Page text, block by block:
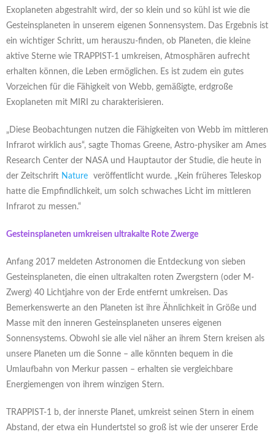
Exoplaneten abgestrahlt wird, der so klein und so kühl ist wie die
Gesteinsplaneten in unserem eigenen Sonnensystem. Das Ergebnis ist
ein wichtiger Schritt, um herauszu-finden, ob Planeten, die kleine
aktive Sterne wie TRAPPIST-1 umkreisen, Atmosphären aufrecht
erhalten können, die Leben ermöglichen. Es ist zudem ein gutes
Vorzeichen für die Fähigkeit von Webb, gemäßigte, erdgroße
Exoplaneten mit MIRI zu charakterisieren.
„Diese Beobachtungen nutzen die Fähigkeiten von Webb im mittleren
Infrarot wirklich aus“, sagte Thomas Greene, Astro-physiker am Ames
Research Center der NASA und Hauptautor der Studie, die heute in
der Zeitschrift Nature
veröffentlicht wurde. „Kein früheres Teleskop
hatte die Empfindlichkeit, um solch schwaches Licht im mittleren
Infrarot zu messen.“
Gesteinsplaneten umkreisen ultrakalte Rote Zwerge
Anfang 2017 meldeten Astronomen die Entdeckung von sieben
Gesteinsplaneten, die einen ultrakalten roten Zwergstern (oder M-
Zwerg) 40 Lichtjahre von der Erde entfernt umkreisen. Das
Bemerkenswerte an den Planeten ist ihre Ähnlichkeit in Größe und
Masse mit den inneren Gesteinsplaneten unseres eigenen
Sonnensystems. Obwohl sie alle viel näher an ihrem Stern kreisen als
unsere Planeten um die Sonne – alle könnten bequem in die
Umlaufbahn von Merkur passen – erhalten sie vergleichbare
Energiemengen von ihrem winzigen Stern.
TRAPPIST-1 b, der innerste Planet, umkreist seinen Stern in einem
Abstand, der etwa ein Hundertstel so groß ist wie der unserer Erde